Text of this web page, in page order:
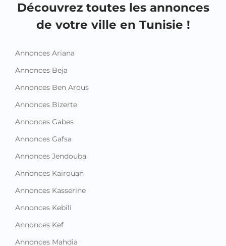
Annonces Ariana
Annonces Ben Arous
Annonces Bizerte
Annonces Gabes
Annonces Gafsa
Annonces Jendouba
Annonces Kairouan
Annonces Kasserine
Annonces Kebili
Annonces Kef
Annonces Mahdia
Annonces Manouba